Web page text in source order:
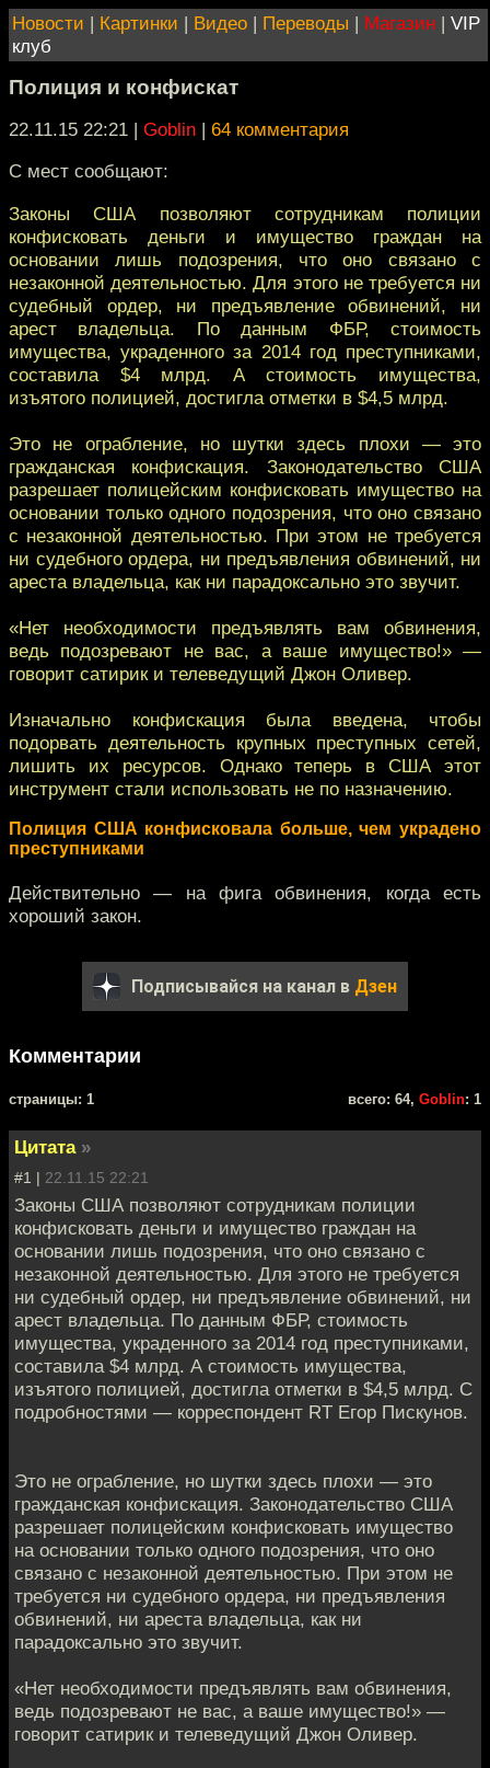
Новости | Картинки | Видео | Переводы | Магазин | VIP
клуб
Полиция и конфискат
22.11.15 22:21 | Goblin | 64 комментария
С мест сообщают:
Законы США позволяют сотрудникам полиции
конфисковать деньги и имущество граждан на
основании лишь подозрения, что оно связано с
незаконной деятельностью. Для этого не требуется ни
судебный ордер, ни предъявление обвинений, ни
арест владельца. По данным ФБР, стоимость
имущества, украденного за 2014 год преступниками,
составила $4 млрд. А стоимость имущества,
изъятого полицией, достигла отметки в $4,5 млрд.
Это не ограбление, но шутки здесь плохи — это
гражданская конфискация. Законодательство США
разрешает полицейским конфисковать имущество на
основании только одного подозрения, что оно связано
с незаконной деятельностью. При этом не требуется
ни судебного ордера, ни предъявления обвинений, ни
ареста владельца, как ни парадоксально это звучит.
«Нет необходимости предъявлять вам обвинения,
ведь подозревают не вас, а ваше имущество!» —
говорит сатирик и телеведущий Джон Оливер.
Изначально конфискация была введена, чтобы
подорвать деятельность крупных преступных сетей,
лишить их ресурсов. Однако теперь в США этот
инструмент стали использовать не по назначению.
Полиция США конфисковала больше, чем украдено
преступниками
Действительно — на фига обвинения, когда есть
хороший закон.
Подписывайся на канал в Дзен
Комментарии
cтраницы: 1 всего: 64, Goblin: 1
Цитата »
#1 | 22.11.15 22:21
Законы США позволяют сотрудникам полиции
конфисковать деньги и имущество граждан на
основании лишь подозрения, что оно связано с
незаконной деятельностью. Для этого не требуется
ни судебный ордер, ни предъявление обвинений, ни
арест владельца. По данным ФБР, стоимость
имущества, украденного за 2014 год преступниками,
составила $4 млрд. А стоимость имущества,
изъятого полицией, достигла отметки в $4,5 млрд. С
подробностями — корреспондент RT Егор Пискунов.
Это не ограбление, но шутки здесь плохи — это
гражданская конфискация. Законодательство США
разрешает полицейским конфисковать имущество
на основании только одного подозрения, что оно
связано с незаконной деятельностью. При этом не
требуется ни судебного ордера, ни предъявления
обвинений, ни ареста владельца, как ни
парадоксально это звучит.
«Нет необходимости предъявлять вам обвинения,
ведь подозревают не вас, а ваше имущество!» —
говорит сатирик и телеведущий Джон Оливер.